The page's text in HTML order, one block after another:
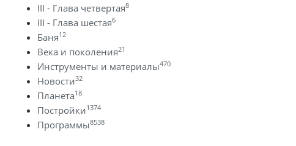
III - Глава четвертая8
III - Глава шестая6
Баня12
Века и поколения21
Инструменты и материалы470
Новости32
Планета18
Постройки1374
Программы8538